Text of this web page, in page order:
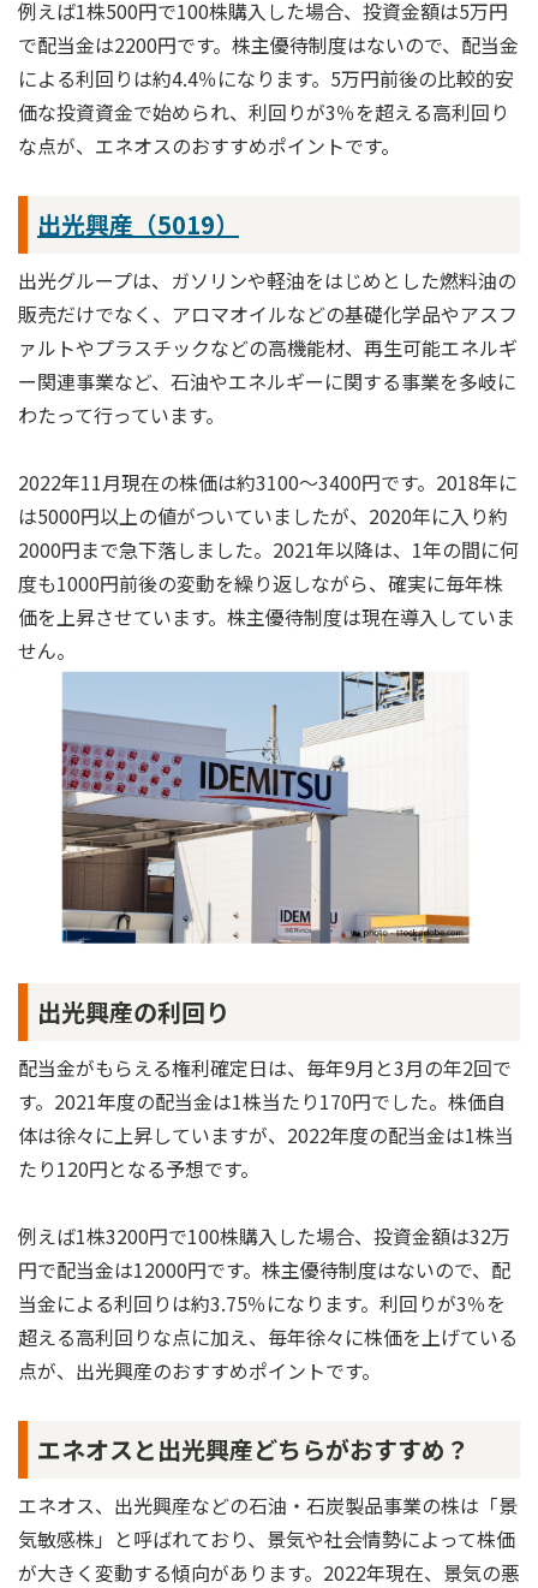
例えば1株500円で100株購入した場合、投資金額は5万円
で配当金は2200円です。株主優待制度はないので、配当金
による利回りは約4.4％になります。5万円前後の比較的安
価な投資資金で始められ、利回りが3％を超える高利回り
な点が、エネオスのおすすめポイントです。
出光興産（5019）
出光グループは、ガソリンや軽油をはじめとした燃料油の
販売だけでなく、アロマオイルなどの基礎化学品やアスフ
ァルトやプラスチックなどの高機能材、再生可能エネルギ
ー関連事業など、石油やエネルギーに関する事業を多岐に
わたって行っています。
2022年11月現在の株価は約3100～3400円です。2018年に
は5000円以上の値がついていましたが、2020年に入り約
2000円まで急下落しました。2021年以降は、1年の間に何
度も1000円前後の変動を繰り返しながら、確実に毎年株
価を上昇させています。株主優待制度は現在導入していま
せん。
出光興産の利回り
配当金がもらえる権利確定日は、毎年9月と3月の年2回で
す。2021年度の配当金は1株当たり170円でした。株価自
体は徐々に上昇していますが、2022年度の配当金は1株当
たり120円となる予想です。
例えば1株3200円で100株購入した場合、投資金額は32万
円で配当金は12000円です。株主優待制度はないので、配
当金による利回りは約3.75％になります。利回りが3％を
超える高利回りな点に加え、毎年徐々に株価を上げている
点が、出光興産のおすすめポイントです。
エネオスと出光興産どちらがおすすめ？
エネオス、出光興産などの石油・石炭製品事業の株は「景
気敏感株」と呼ばれており、景気や社会情勢によって株価
が大きく変動する傾向があります。2022年現在、景気の悪